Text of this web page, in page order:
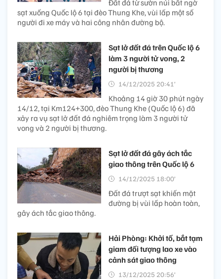
Đất đá từ sườn núi bất ngờ
sạt xuống Quốc lộ 6 tại đèo Thung Khe, vùi lấp một số
người đi xe máy và hai công nhân đường bộ.
Sạt lở đất đá trên Quốc lộ 6
làm 3 người tử vong, 2
người bị thương
14/12/2025 20:41’
Khoảng 14 giờ 30 phút ngày
14/12, tại Km124+300, đèo Thung Khe (Quốc lộ 6) đã
xảy ra vụ sạt lở đất đá nghiêm trọng làm 3 người tử
vong và 2 người bị thương.
Sạt lở đất đá gây ách tắc
giao thông trên Quốc lộ 6
14/12/2025 18:00’
Đất đá trượt sạt khiến mặt
đường bị vùi lấp hoàn toàn,
gây ách tắc giao thông.
Hải Phòng: Khởi tố, bắt tạm
giam đối tượng lao xe vào
cảnh sát giao thông
13/12/2025 20:56’